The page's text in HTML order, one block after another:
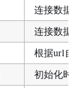
连接数据
连接数据
根据url自
初始化时